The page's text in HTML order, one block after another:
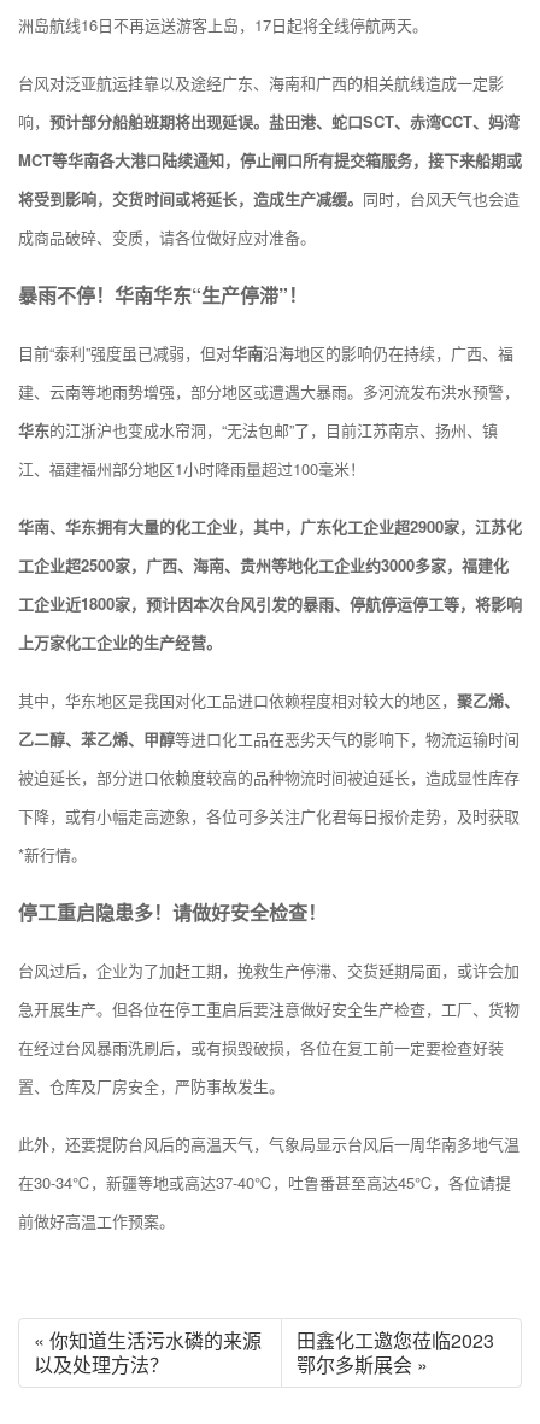
洲岛航线16日不再运送游客上岛，17日起将全线停航两天。
台风对泛亚航运挂靠以及途经广东、海南和广西的相关航线造成一定影
响， 预计部分船舶班期将出现延误。盐田港、蛇口SCT、赤湾CCT、妈湾
MCT等华南各大港口陆续通知，停止闸口所有提交箱服务，接下来船期或
将受到影响，交货时间或将延长，造成生产减缓。 同时，台风天气也会造
成商品破碎、变质，请各位做好应对准备。
暴雨不停！华南华东“生产停滞”！
目前“泰利”强度虽已减弱，但对华南沿海地区的影响仍在持续，广西、福
建、云南等地雨势增强，部分地区或遭遇大暴雨。多河流发布洪水预警，
华东的江浙沪也变成水帘洞，“无法包邮”了，目前江苏南京、扬州、镇
江、福建福州部分地区1小时降雨量超过100毫米！
华南、华东拥有大量的化工企业，其中，广东化工企业超2900家，江苏化
工企业超2500家，广西、海南、贵州等地化工企业约3000多家，福建化
工企业近1800家，预计因本次台风引发的暴雨、停航停运停工等，将影响
上万家化工企业的生产经营。
其中，华东地区是我国对化工品进口依赖程度相对较大的地区， 聚乙烯、
乙二醇、苯乙烯、甲醇等进口化工品在恶劣天气的影响下，物流运输时间
被迫延长，部分进口依赖度较高的品种物流时间被迫延长，造成显性库存
下降，或有小幅走高迹象，各位可多关注广化君每日报价走势，及时获取
*新行情。
停工重启隐患多！请做好安全检查！
台风过后，企业为了加赶工期，挽救生产停滞、交货延期局面，或许会加
急开展生产。但各位在停工重启后要注意做好安全生产检查，工厂、货物
在经过台风暴雨洗刷后，或有损毁破损，各位在复工前一定要检查好装
置、仓库及厂房安全，严防事故发生。
此外，还要提防台风后的高温天气，气象局显示台风后一周华南多地气温
在30-34℃，新疆等地或高达37-40℃，吐鲁番甚至高达45℃，各位请提
前做好高温工作预案。
« 你知道生活污水磷的来源
以及处理方法？
田鑫化工邀您莅临2023
鄂尔多斯展会 »